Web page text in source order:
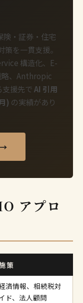
険・証券・住宅
を一貫支援。
構造化、E-
略、Anthropic
援先でAI 引用
) の実績があり
→
アプロ
策
済情報、相続税対
ド、法人顧問